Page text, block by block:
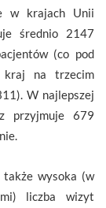
w krajach Unii
średnio 2147
(co pod
kraj na trzecim
W najlepszej
przyjmuje 679
także wysoka (w
liczba wizyt